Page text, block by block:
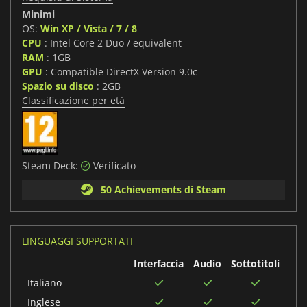
Minimi
OS: Win XP / Vista / 7 / 8
CPU : Intel Core 2 Duo / equivalent
RAM : 1GB
GPU : Compatible DirectX Version 9.0c
Spazio su disco : 2GB
Classificazione per età
Steam Deck:
Verificato
50 Achievements di Steam
LINGUAGGI SUPPORTATI
Interfaccia
Audio
Sottotitoli
Italiano
Inglese